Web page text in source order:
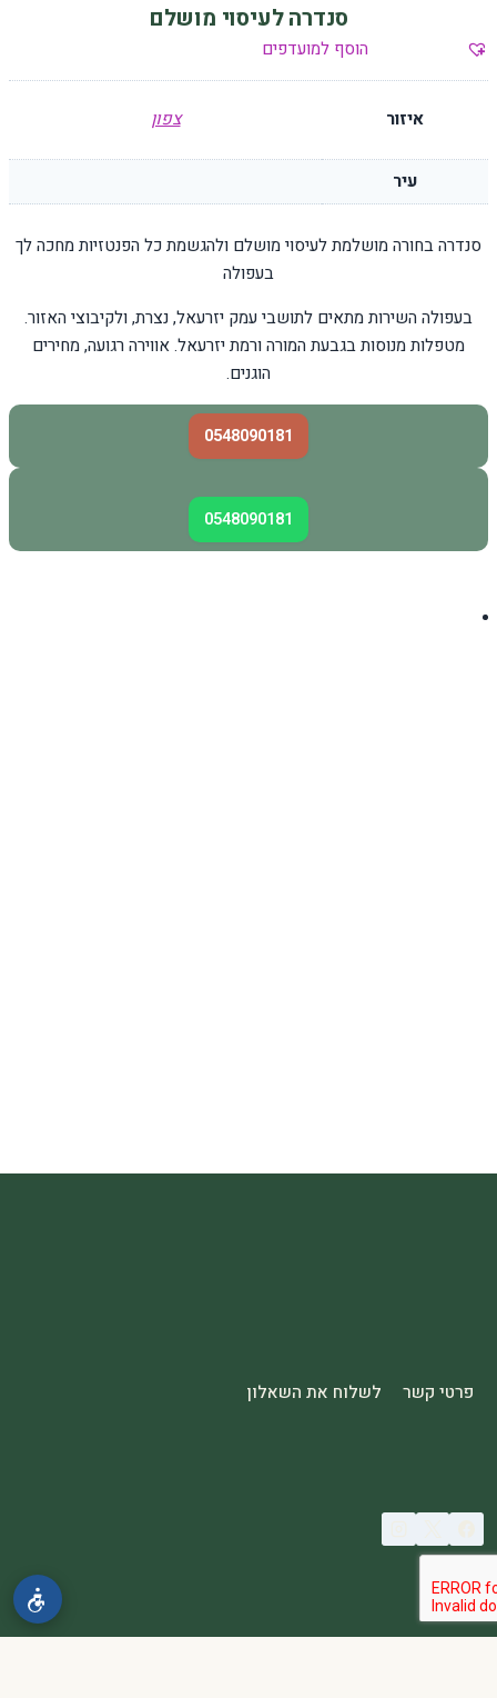
סנדרה לעיסוי מושלם
הוסף למועדפים
איזור צפון
עיר
סנדרה בחורה מושלמת לעיסוי מושלם ולהגשמת כל הפנטזיות מחכה לך
בעפולה
בעפולה השירות מתאים לתושבי עמק יזרעאל, נצרת, ולקיבוצי האזור.
מטפלות מנוסות בגבעת המורה ורמת יזרעאל. אווירה רגועה, מחירים
הוגנים.
0548090181
0548090181
פרטי קשר לשלוח את השאלון
© 2026 spa2000